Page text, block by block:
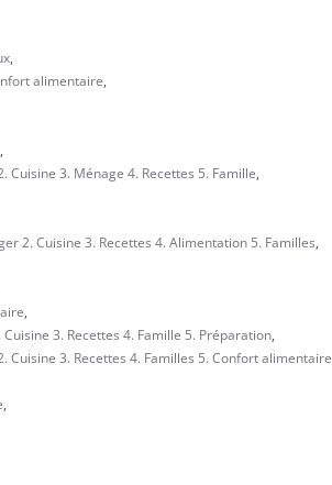
,
alimentaire,
,
Cuisine 3. Ménage 4. Recettes 5. Famille,
2. Cuisine 3. Recettes 4. Alimentation 5. Familles,
,
3. Recettes 4. Famille 5. Préparation,
Cuisine 3. Recettes 4. Familles 5. Confort alimentaire
,